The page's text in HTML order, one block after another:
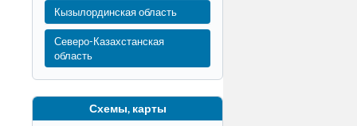
Кызылординская область
Северо-Казахстанская
область
Схемы, карты